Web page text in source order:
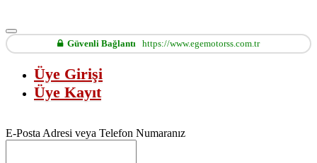
Güvenli Bağlantı https://www.egemotorss.com.tr
Üye Girişi
Üye Kayıt
E-Posta Adresi veya Telefon Numaranız